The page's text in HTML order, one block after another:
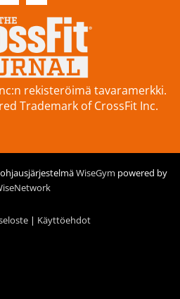
rekisteröimä tavaramerkki.
Trademark of CrossFit Inc.
WiseGym powered by
| Käyttöehdot